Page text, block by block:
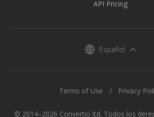
API Pricing
Español
© 2014–2026 Convertio ltd. Todos los
Terms of Use Privacy